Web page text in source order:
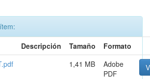
Descripción Tamaño
Formato
1,41 MB
Adobe
PDF